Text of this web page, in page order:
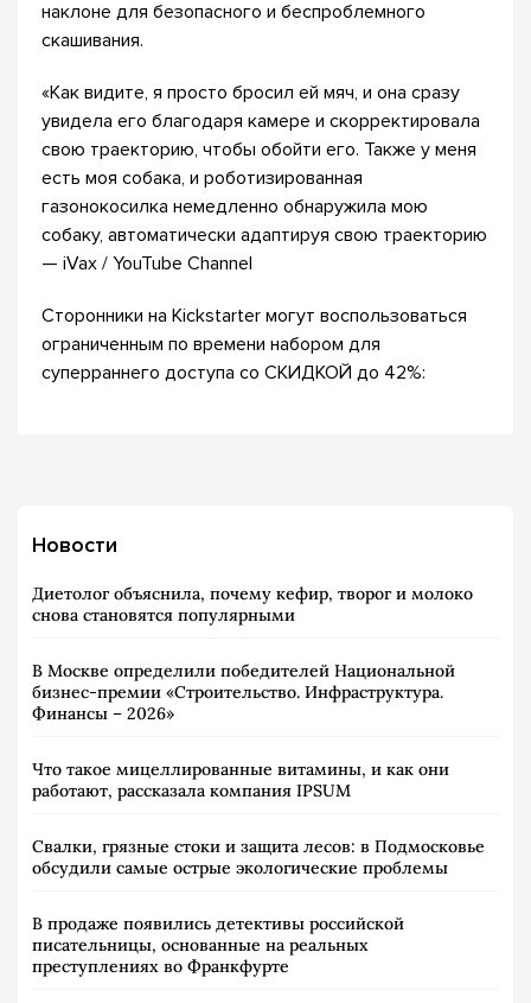
наклоне для безопасного и беспроблемного
скашивания.
«Как видите, я просто бросил ей мяч, и она сразу
увидела его благодаря камере и скорректировала
свою траекторию, чтобы обойти его. Также у меня
есть моя собака, и роботизированная
газонокосилка немедленно обнаружила мою
собаку, автоматически адаптируя свою траекторию
— iVax / YouTube Channel
Сторонники на Kickstarter могут воспользоваться
ограниченным по времени набором для
суперраннего доступа со СКИДКОЙ до 42%:
Новости
Диетолог объяснила, почему кефир, творог и молоко
снова становятся популярными
В Москве определили победителей Национальной
бизнес-премии «Строительство. Инфраструктура.
Финансы – 2026»
Что такое мицеллированные витамины, и как они
работают, рассказала компания IPSUM
Свалки, грязные стоки и защита лесов: в Подмосковье
обсудили самые острые экологические проблемы
В продаже появились детективы российской
писательницы, основанные на реальных
преступлениях во Франкфурте